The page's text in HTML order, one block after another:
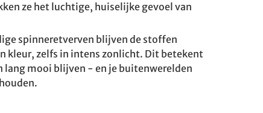
ze het luchtige, huiselijke gevoel van
spinneretverven blijven de stoffen
kleur, zelfs in intens zonlicht. Dit betekent
mooi blijven - en je buitenwerelden